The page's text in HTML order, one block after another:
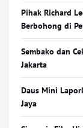
Pihak Richard
Berbohong di
Sembako dan
Jakarta
Daus Mini
Jaya